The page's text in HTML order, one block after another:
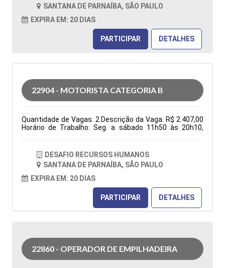
disponibilidade de horário. Tipo de contratação: CLT
Cidade: Santana de Parnaíba, SP, Brasil Área de Atuação:
Logística Período: Formação Acadêmica:
Características Comportamentais:
SANTANA DE PARNAÍBA, SÃO PAULO
EXPIRA EM: 20 DIAS
PARTICIPAR DETALHES
22904 - MOTORISTA CATEGORIA B
Quantidade de Vagas: 2 Descrição da Vaga: R$ 2.407,00
Horário de Trabalho: Seg. a sábado 11h50 às 20h10,
horário. Benefícios: Vale transporte ou vale combustível;
após 3 meses: Vale alimentação R$ 150,00 e Golden
farma Entregas nas residencias Tipo de contratação:
CLT Cidade: Santana de Parnaíba, SP, Brasil Área de
Atuação: Logística Período: Formação Acadêmica:
Características Comportamentais:
DESAFIO RECURSOS HUMANOS
SANTANA DE PARNAÍBA, SÃO PAULO
EXPIRA EM: 20 DIAS
PARTICIPAR DETALHES
22860 - OPERADOR DE EMPILHADEIRA